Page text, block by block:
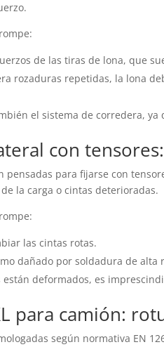
de las tiras de lona, que
rozaduras repetidas, la lona
el sistema de corredera,
con
pensadas para fijarse con
la carga o cintas deterioradas.
las cintas rotas.
dañado por soldadura de alta
están deformados, es
para camión:
según normativa EN